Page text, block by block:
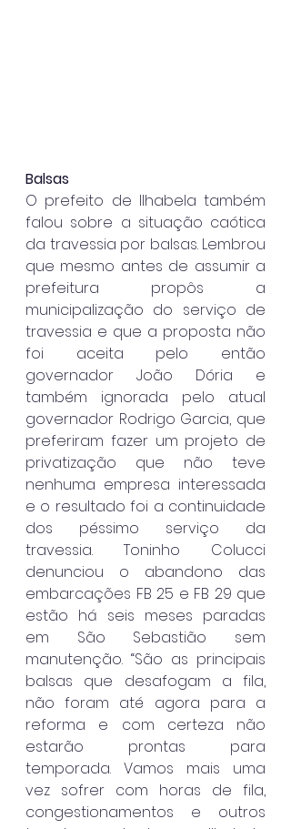
Balsas
O prefeito de Ilhabela também
falou sobre a situação caótica
da travessia por balsas. Lembrou
que mesmo antes de assumir a
prefeitura propôs a
municipalização do serviço de
travessia e que a proposta não
foi aceita pelo então
governador João Dória e
também ignorada pelo atual
governador Rodrigo Garcia, que
preferiram fazer um projeto de
privatização que não teve
nenhuma empresa interessada
e o resultado foi a continuidade
dos péssimo serviço da
travessia. Toninho Colucci
denunciou o abandono das
embarcações FB 25 e FB 29 que
estão há seis meses paradas
em São Sebastião sem
manutenção. “São as principais
balsas que desafogam a fila,
não foram até agora para a
reforma e com certeza não
estarão prontas para
temporada. Vamos mais uma
vez sofrer com horas de fila,
congestionamentos e outros